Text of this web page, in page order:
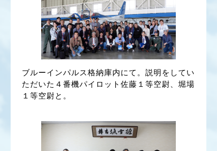
ブルーインパルス格納庫内にて。説明をしてい
ただいた４番機パイロット佐藤１等空尉、堀場
１等空尉と。